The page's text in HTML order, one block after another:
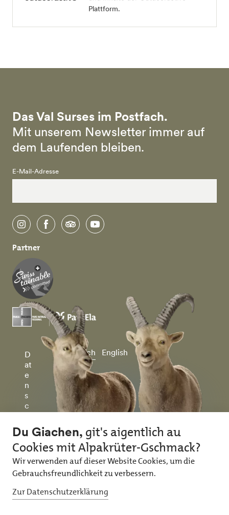
Plattform.
Das Val Surses im Postfach.
Mit unserem Newsletter immer auf
dem Laufenden bleiben.
E-Mail-Adresse
instagramfacebooktripadvisoryoutube
Partner
D
at
e
n
s
c
tz
&
m
p
r
e
Deutsch English